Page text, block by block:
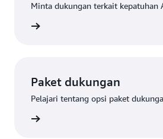
Minta dukungan terkait kepatuhan
Paket dukungan
Pelajari tentang opsi paket